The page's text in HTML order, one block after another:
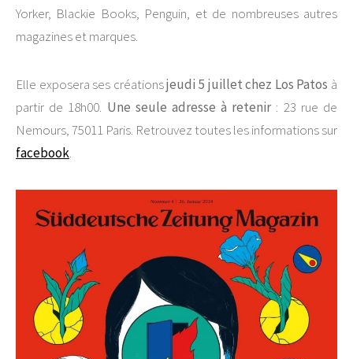
Yorker, Blackie Books, Penguin, et de nombreuses autres
magazines et marques.
Elle exposera ses créationsjeudi 5 juillet chez Los Patos à
partir de 18h00. Une seule adresse à retenir: 23 rue de
Nemours, 75011 Paris. Retrouvez toutes les informations sur
facebook.